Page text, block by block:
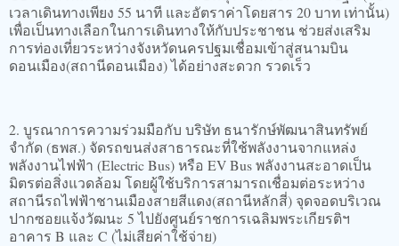
เวลาเดินทางเพียง 55 นาที และอัตราค่าโดยสาร 20 บาท เท่านั้น)
เพื่อเป็นทางเลือกในการเดินทางให้กับประชาชน ช่วยส่งเสริม
การท่องเที่ยวระหว่างจังหวัดนครปฐมเชื่อมเข้าสู่สนามบิน
ดอนเมือง(สถานีดอนเมือง) ได้อย่างสะดวก รวดเร็ว
2. บูรณาการความร่วมมือกับ บริษัท ธนารักษ์พัฒนาสินทรัพย์
จำกัด (ธพส.) จัดรถขนส่งสาธารณะที่ใช้พลังงานจากแหล่ง
พลังงานไฟฟ้า (Electric Bus) หรือ EV Bus พลังงานสะอาดเป็น
มิตรต่อสิ่งแวดล้อม โดยผู้ใช้บริการสามารถเชื่อมต่อระหว่าง
สถานีรถไฟฟ้าชานเมืองสายสีแดง(สถานีหลักสี่) จุดจอดบริเวณ
ปากซอยแจ้งวัฒนะ 5 ไปยังศูนย์ราชการเฉลิมพระเกียรติฯ
อาคาร B และ C (ไม่เสียค่าใช้จ่าย)